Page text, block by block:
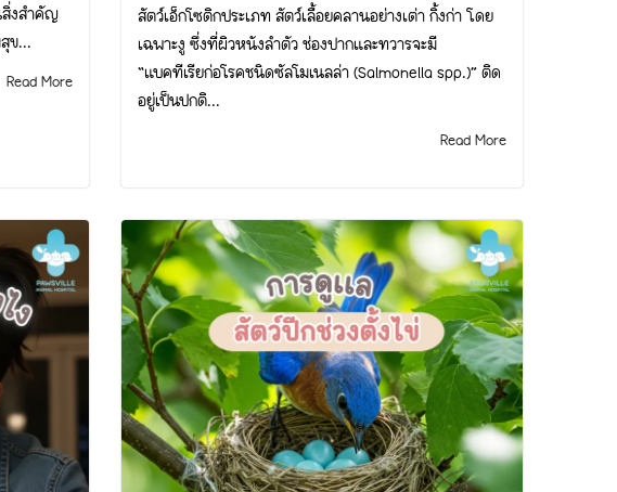
สิ่งสำคัญ
ข...
Read More
สัตว์เอ็กโซติกประเภท สัตว์เลื้อยคลานอย่างเต่า กิ้งก่า โดย
เฉพาะงู ซึ่งที่ผิวหนังลำตัว ช่องปากและทวารจะมี
“แบคทีเรียก่อโรคชนิดซัลโมเนลล่า (Salmonella spp.)” ติด
อยู่เป็นปกติ...
Read More